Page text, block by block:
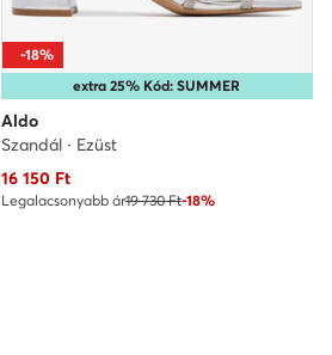
extra 25% Kód: SUMMER
-18%
Aldo
Szandál · Ezüst
Aktuális ár
16 150Ft
Legalacsonyabb ár19 730 Ft-18%